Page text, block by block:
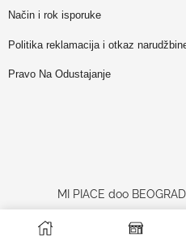
Način i rok isporuke
Politika reklamacija i otkaz
Pravo Na Odustajanje
MI PIACE doo